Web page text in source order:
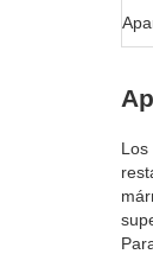
Los